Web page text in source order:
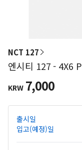
NCT 127
엔시티 127 - 4X6
KRW 7,000
출시일
입고(예정)일